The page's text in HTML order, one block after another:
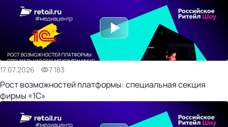
17.07.2026 7 183
Рост возможностей платформы: специальная секция
фирмы «1С»